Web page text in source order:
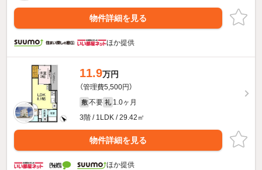
物件詳細を見る
ほか提供
11.9万円
（管理費5,500円）
敷 不要 礼 1.0ヶ月
3階 / 1LDK / 29.42㎡
物件詳細を見る
ほか提供